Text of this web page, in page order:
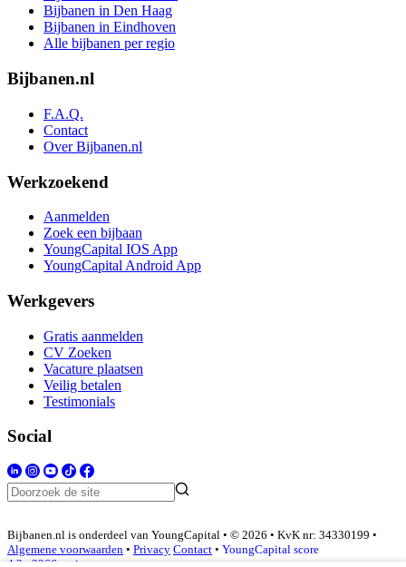
Bijbanen in Den Haag
Bijbanen in Eindhoven
Alle bijbanen per regio
Bijbanen.nl
F.A.Q.
Contact
Over Bijbanen.nl
Werkzoekend
Aanmelden
Zoek een bijbaan
YoungCapital IOS App
YoungCapital Android App
Werkgevers
Gratis aanmelden
CV Zoeken
Vacature plaatsen
Veilig betalen
Testimonials
Social
Bijbanen.nl is onderdeel van YoungCapital • © 2026 • KvK nr: 34330199 •
Algemene voorwaarden • Privacy Contact • YoungCapital score
4.3 - 3366 reviews